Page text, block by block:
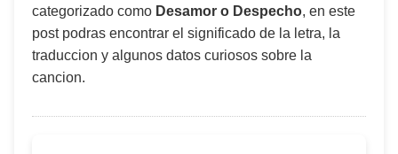
categorizado como Desamor o Despecho, en este
post podras encontrar el significado de la letra, la
traduccion y algunos datos curiosos sobre la
cancion.